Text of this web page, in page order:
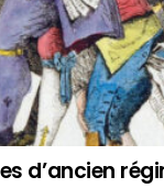
d’ancien